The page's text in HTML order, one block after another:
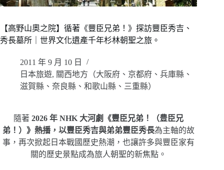
【高野山奧之院】循著《豐臣兄弟！》探訪豐臣秀吉、
秀長墓所｜世界文化遺產千年杉林朝聖之旅。
2011 年 9 月 10 日
日本旅遊, 關西地方（大阪府、京都府、兵庫縣、
滋賀縣、奈良縣、和歌山縣、三重縣）
隨著2026 年 NHK 大河劇《豐臣兄弟！（豊臣兄
弟！）》熱播，以豐臣秀吉與弟弟豐臣秀長為主軸的故
事，再次掀起日本戰國歷史熱潮，也讓許多與豐臣家有
關的歷史景點成為旅人朝聖的新焦點。